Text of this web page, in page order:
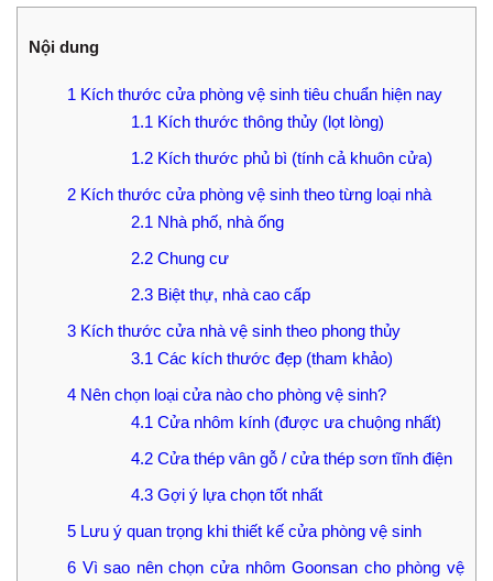
Nội dung
1 Kích thước cửa phòng vệ sinh tiêu chuẩn hiện nay
1.1 Kích thước thông thủy (lọt lòng)
1.2Kích thước phủ bì (tính cả khuôn cửa)
2 Kích thước cửa phòng vệ sinh theo từng loại nhà
2.1 Nhà phố, nhà ống
2.2Chung cư
2.3Biệt thự, nhà cao cấp
3 Kích thước cửa nhà vệ sinh theo phong thủy
3.1 Các kích thước đẹp (tham khảo)
4 Nên chọn loại cửa nào cho phòng vệ sinh?
4.1 Cửa nhôm kính (được ưa chuộng nhất)
4.2Cửa thép vân gỗ / cửa thép sơn tĩnh điện
4.3Gợi ý lựa chọn tốt nhất
5 Lưu ý quan trọng khi thiết kế cửa phòng vệ sinh
6 Vì sao nên chọn cửa nhôm Goonsan cho phòng vệ